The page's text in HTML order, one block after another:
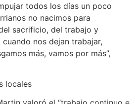
todos los días un poco
no nacimos para
sacrificio, del trabajo y
nos dejan trabajar,
más, vamos por más”,
locales